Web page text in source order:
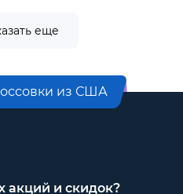
еще
из США
акций и скидок?